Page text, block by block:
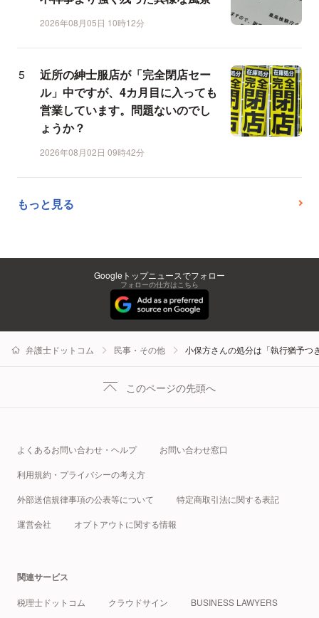
2026年08月05日 10時12分
近所の紳士服店が「完全閉店セー
ル」中ですが、4カ月目に入っても
営業しています。問題ないのでし
ょうか？
2026年08月02日 09時42分
もっと見る
Googleトップニュースでフォロー
フォローの仕方はこちら
弁護士ドットコム 民事・その他 小保方さんの処分は「執行猶予つ
このページの先頭へ
よくあるお問い合わせ・ヘルプ お問い合わせ窓口
利用規約・プライバシーの考え方
外部送信規律事項の公表等について 特定商取引法に関する表記
運営会社 オプトアウトに関する情報
関連サービス
税理士ドットコム クラウドサイン BUSINESS LAWYERS